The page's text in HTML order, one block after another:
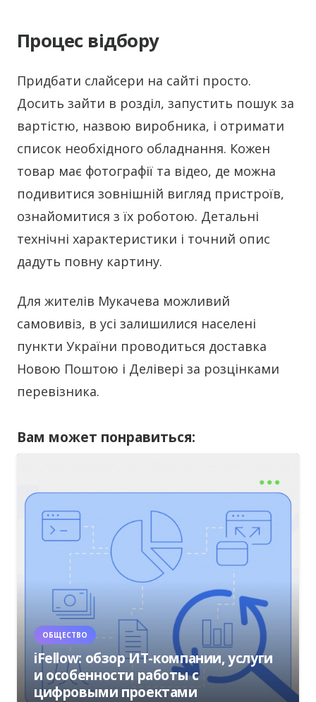
Процес відбору
Придбати слайсери на сайті просто.
Досить зайти в розділ, запустить пошук за
вартістю, назвою виробника, і отримати
список необхідного обладнання. Кожен
товар має фотографії та відео, де можна
подивитися зовнішній вигляд пристроїв,
ознайомитися з їх роботою. Детальні
технічні характеристики і точний опис
дадуть повну картину.
Для жителів Мукачева можливий
самовивіз, в усі залишилися населені
пункти України проводиться доставка
Новою Поштою і Делівері за розцінками
перевізника.
Вам может понравиться:
ОБЩЕСТВО
iFellow: обзор ИТ-компании, услуги
и особенности работы с
цифровыми проектами